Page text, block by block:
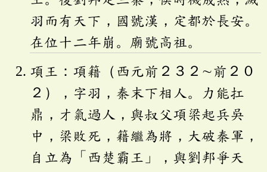
羽而有天下，國號漢，定都於長安。
在位十二年崩。廟號高祖。
項王：項籍（西元前２３２∼前２０
２），字羽，秦末下相人。力能扛
鼎，才氣過人，與叔父項梁起兵吳
中，梁敗死，籍繼為將，大破秦軍，
自立為「西楚霸王」，與劉邦爭天